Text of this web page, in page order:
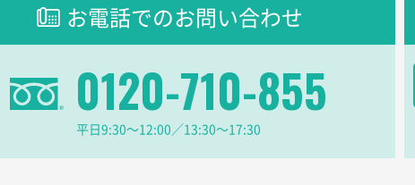
千葉県A社様 フレキソレジ袋 Uバッグ 35号 5000枚 2026年06月19日 09:41
大阪府のお客様 A4フルカラークリアファイル 1000枚 2026年06月11日 14:46
前回使用して良かった。
お電話でのお問い合わせ
0120-710-855
平日9:30〜12:00／13:30〜17:30